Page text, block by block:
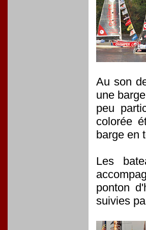
Au son
une
peu
colorée
barge en
Les
ponton
suivies